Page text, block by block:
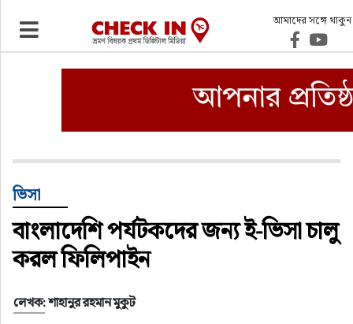
আমাদের সঙ্গে থাকুন
ভ্রমণ
ওটিএ
হোটেল-মোটেল-রিসোর্ট
বিদেশযাত্রা
প্রবাস
ভিসা
বাংলাদেশি পর্যটকদের জন্য ই-ভিসা চালু
করল ফিলিপাইন
লেখক: শাহানুর রহমান মুকুট